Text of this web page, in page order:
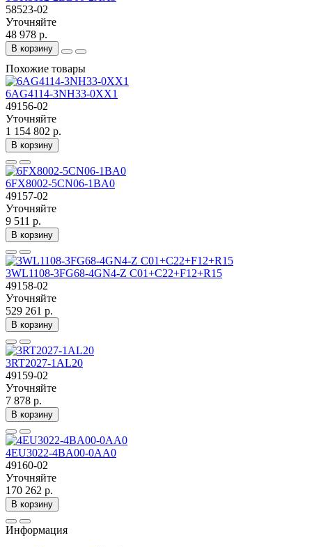
58523-02
Уточняйте
48 978 р.
В корзину
Похожие товары
6AG4114-3NH33-0XX1
49156-02
Уточняйте
1 154 802 р.
В корзину
6FX8002-5CN06-1BA0
49157-02
Уточняйте
9 511 р.
В корзину
3WL1108-3FG68-4GN4-Z C01+C22+F12+R15
49158-02
Уточняйте
529 261 р.
В корзину
3RT2027-1AL20
49159-02
Уточняйте
7 878 р.
В корзину
4EU3022-4BA00-0AA0
49160-02
Уточняйте
170 262 р.
В корзину
Информация